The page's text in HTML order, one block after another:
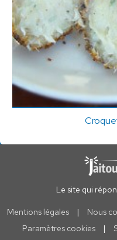
Le site qui
Mentions légales | Nous
Paramètres cookies
|